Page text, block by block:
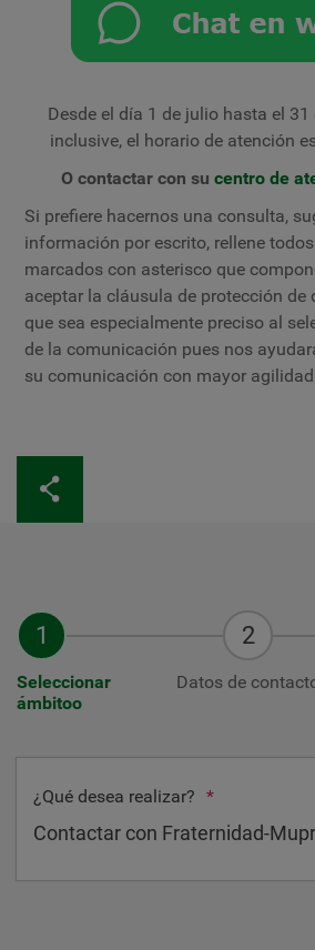
Desde el día 1 de julio hasta el
inclusive, el horario de atención
O contactar con su centro de
Si prefiere hacernos una consulta,
información por escrito, rellene
marcados con asterisco que
aceptar la cláusula de protección de
que sea especialmente preciso al
de la comunicación pues nos
su comunicación con mayor
Seleccionar
ámbitoo
Datos de
¿Qué desea realizar? *